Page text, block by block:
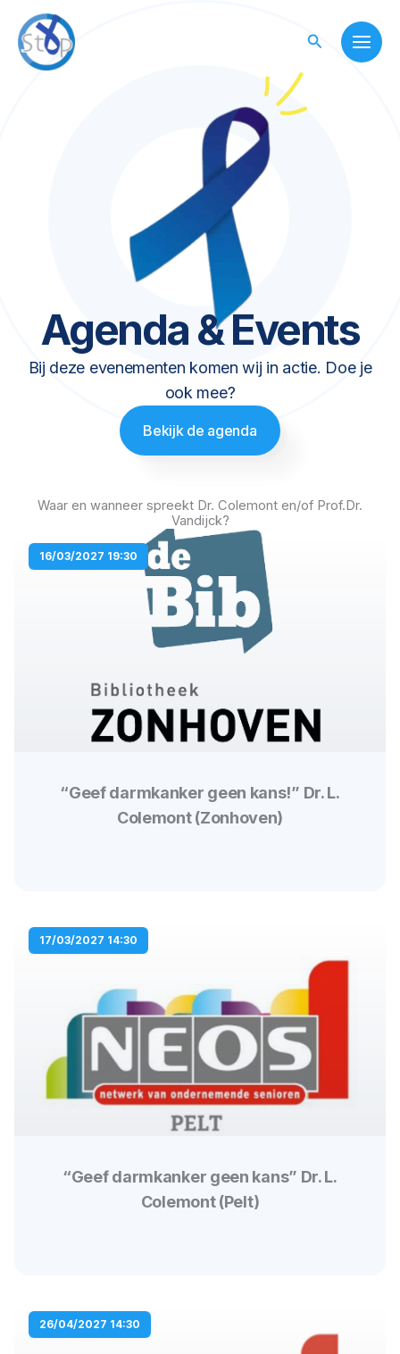
content
Search
Agenda & Events
Bij deze evenementen komen wij in actie. Doe je
ook mee?
Bekijk de agenda
Waar en wanneer spreekt Dr. Colemont en/of Prof.Dr.
Vandijck?
“Geef darmkanker geen kans!” Dr. L.
Colemont (Zonhoven)
16/03/2027 19:30
“Geef darmkanker geen kans” Dr. L.
Colemont (Pelt)
17/03/2027 14:30
26/04/2027 14:30
P
a
P
a
P
g
e
g
e